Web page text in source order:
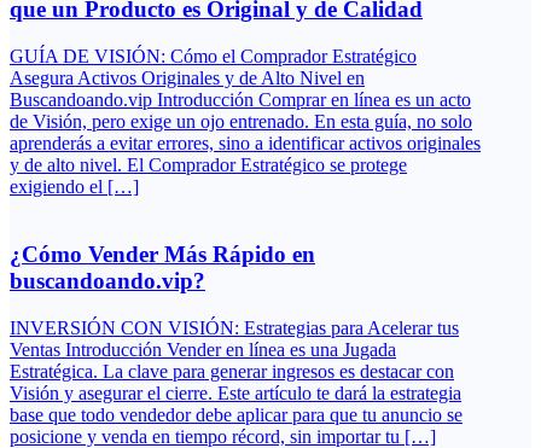
que un Producto es Original y de Calidad
GUÍA DE VISIÓN: Cómo el Comprador Estratégico
Asegura Activos Originales y de Alto Nivel en
Buscandoando.vip Introducción Comprar en línea es un acto
de Visión, pero exige un ojo entrenado. En esta guía, no solo
aprenderás a evitar errores, sino a identificar activos originales
y de alto nivel. El Comprador Estratégico se protege
exigiendo el […]
¿Cómo Vender Más Rápido en
buscandoando.vip?
INVERSIÓN CON VISIÓN: Estrategias para Acelerar tus
Ventas Introducción Vender en línea es una Jugada
Estratégica. La clave para generar ingresos es destacar con
Visión y asegurar el cierre. Este artículo te dará la estrategia
base que todo vendedor debe aplicar para que tu anuncio se
posicione y venda en tiempo récord, sin importar tu […]